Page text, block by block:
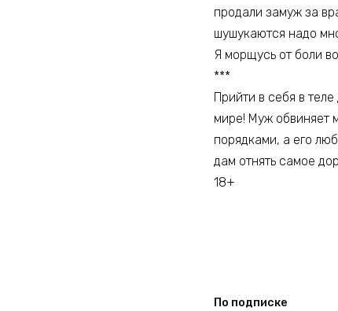
продали замуж за
шушукаются надо
Я морщусь от боли
***
Прийти в себя в
мире! Муж обвиняет
порядками, а его
дам отнять самое
18+
По подписке